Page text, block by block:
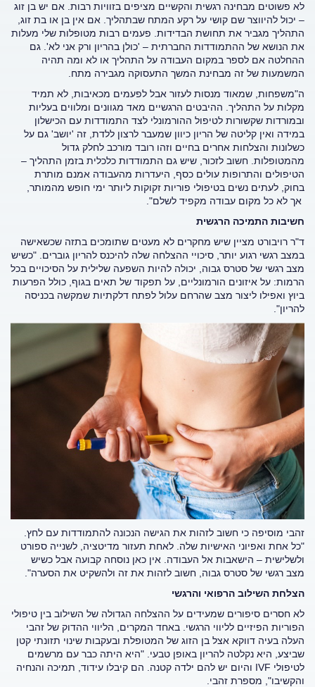
לא פשוטים מבחינה רגשית והקשיים מציפים בזוויות רבות. אם יש בן זוג
– יכול להיווצר שם קושי על רקע המתח שבתהליך. אם אין בן או בת זוג,
התהליך מגביר את תחושת הבדידות. פעמים רבות מטופלות שלי מעלות
את הנושא של ההתמודדות החברתית – 'כולן בהריון ורק אני לא'. גם
ההחלטה אם לספר במקום העבודה על התהליך או לא ומה תהיה
המשמעות של זה מבחינת המשך התעסוקה מגבירה מתח.
ה"משפחות, שמאוד מנסות לעזור אבל לפעמים מכאיבות, לא תמיד
מקלות על התהליך. ההיבטים הרגשיים מאד מגוונים ומלווים בעליות
ובמורדות שקשורות לטיפול ההורמונלי לצד התמודדות עם הכישלון
במידה ואין קליטה של הריון כיוון שמעבר לרצון ללדת, זה 'יושב' גם על
כשלונות והצלחות אחרים בחיים וזהו רובד מורכב לחלק גדול
מהמטופלות. חשוב לזכור, שיש גם התמודדות כלכלית בזמן התהליך –
הטיפולים והתרופות עולים כסף, היעדרות מהעבודה אמנם מותרת
בחוק, לעתים נשים בטיפולי פוריות זקוקות ליותר ימי חופש מהמותר,
אך לא כל מקום עבודה מקפיד לשלם".
חשיבות התמיכה הרגשית
ד"ר רויבורט מציין שיש מחקרים לא מעטים שתומכים בתזה שכשאישה
במצב רגשי רגוע יותר, סיכויי ההצלחה שלה להיכנס להריון גוברים. "כשיש
מצב רגשי של סטרס גבוה, יכולה להיות השפעה שלילית על הסיכויים בכל
הרמות: על איזונים הורמונליים, על תפקוד של תאים בגוף, כולל הפרעות
ביוץ ואפילו ליצור מצב שהרחם עלול לפתח דלקתיות שמקשה בכניסה
להריון".
זהבי מוסיפה כי חשוב לזהות את הגישה הנכונה להתמודדות עם לחץ.
"כל אחת ואפיוני האישיות שלה. לאחת תעזור מדיטציה, לשנייה ספורט
ולשלישית – הישאבות אל העבודה. אין כאן נוסחה קבועה אבל כשיש
מצב רגשי של סטרס גבוה, חשוב לזהות את זה ולהשקיט את הסערה".
הצלחת השילוב הרפואי והרגשי
לא חסרים סיפורים שמעידים על ההצלחה הגדולה של השילוב בין טיפולי
הפוריות הפיזיים לליווי הרגשי. באחד המקרים, הליווי ההדוק של זהבי
העלה בעיה דווקא אצל בן הזוג של המטופלת ובעקבות שינוי תזונתי קטן
שביצע, היא נקלטה להריון באופן טבעי. "היא היתה כבר עם מרשמים
לטיפולי IVF והיום יש להם ילדה קטנה. הם קיבלו עידוד, תמיכה והנחיה
והקשיבו", מספרת זהבי.